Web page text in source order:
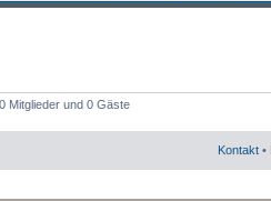
Mitglieder und 0 Gäste
Kontakt •